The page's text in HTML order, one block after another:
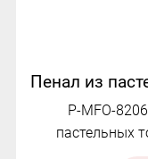
P-MFO-
пастельных